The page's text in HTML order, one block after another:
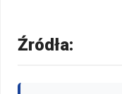
Źródła: